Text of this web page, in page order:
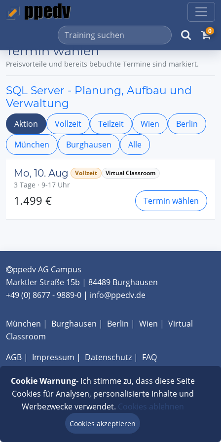
0
Termin wählen
Preisvorteile und bereits bebuchte Termine sind markiert.
SQL Server - Planung, Aufbau und
Verwaltung
Aktion Vollzeit Teilzeit Wien
Berlin
München
Burghausen Alle
Mo, 10. Aug Vollzeit Virtual Classroom
3 Tage · 9-17 Uhr
1.499 € Termin wählen
ppedv AG Campus
Marktler Straße 15b | 84489 Burghausen
+49 (0) 8677 - 9889-0 | info@ppedv.de
München | Burghausen | Berlin | Wien | Virtual
Classroom
AGB | Impressum | Datenschutz | FAQ
Cookie Warnung-Ich stimme zu, dass diese Seite
Cookies für Analysen, personalisierte Inhalte und
Werbezwecke verwendet. Cookies ablehnen
Cookies akzeptieren